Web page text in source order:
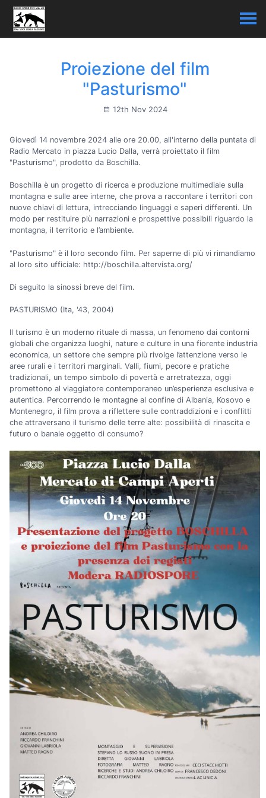
Proiezione del film
"Pasturismo"
12th Nov 2024
Giovedì 14 novembre 2024 alle ore 20.00, all'interno della puntata di
Radio Mercato in piazza Lucio Dalla, verrà proiettato il film
"Pasturismo", prodotto da Boschilla.
Boschilla è un progetto di ricerca e produzione multimediale sulla
montagna e sulle aree interne, che prova a raccontare i territori con
nuove chiavi di lettura, intrecciando linguaggi e saperi differenti. Un
modo per restituire più narrazioni e prospettive possibili riguardo la
montagna, il territorio e l’ambiente.
"Pasturismo" è il loro secondo film. Per saperne di più vi rimandiamo
al loro sito ufficiale: http://boschilla.altervista.org/
Di seguito la sinossi breve del film.
PASTURISMO (Ita, '43, 2004)
Il turismo è un moderno rituale di massa, un fenomeno dai contorni
globali che organizza luoghi, nature e culture in una fiorente industria
economica, un settore che sempre più rivolge l’attenzione verso le
aree rurali e i territori marginali. Valli, fiumi, pecore e pratiche
tradizionali, un tempo simbolo di povertà e arretratezza, oggi
promettono al viaggiatore contemporaneo un’esperienza esclusiva e
autentica. Percorrendo le montagne al confine di Albania, Kosovo e
Montenegro, il film prova a riflettere sulle contraddizioni e i conflitti
che attraversano il turismo delle terre alte: possibilità di rinascita e
futuro o banale oggetto di consumo?